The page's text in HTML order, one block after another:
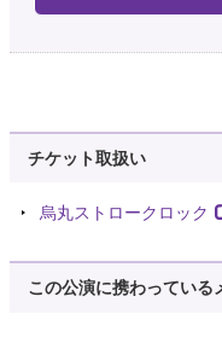
チケット取扱い
烏丸ストロークロック
この公演に携わっている